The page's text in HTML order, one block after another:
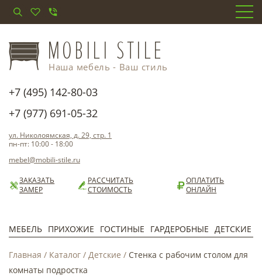
Наша мебель - Ваш стиль
+7 (495) 142-80-03
+7 (977) 691-05-32
ул. Николоямская, д. 29, стр. 1
пн-пт: 10:00 - 18:00
mebel@mobili-stile.ru
ЗАКАЗАТЬ
ЗАМЕР
РАССЧИТАТЬ
СТОИМОСТЬ
ОПЛАТИТЬ
ОНЛАЙН
МЕБЕЛЬ ПРИХОЖИЕ ГОСТИНЫЕ ГАРДЕРОБНЫЕ ДЕТСКИЕ
Главная / Каталог / Детские / Стенка с рабочим столом для
комнаты подростка